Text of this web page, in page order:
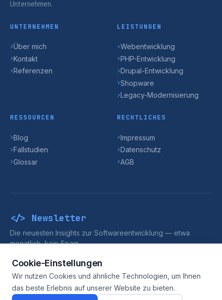
Unternehmen.
UNTERNEHMEN
›Über mich
›Kontakt
›Referenzen
LEISTUNGEN
›Webentwicklung
›PHP-Entwicklung
›Drupal-Entwicklung
›Shopware
›Legacy-Modernisierung
RESSOURCEN
›Blog
›Fallstudien
›Glossar
RECHTLICHES
›Impressum
›Datenschutz
›AGB
</> Newsletter
Die neuesten Insights zur Softwareentwicklung — etwa
monatlich, kein Spam.
Cookie-Einstellungen
Wir nutzen Cookies und ähnliche Technologien, um Ihnen
das beste Erlebnis auf unserer Website zu bieten.